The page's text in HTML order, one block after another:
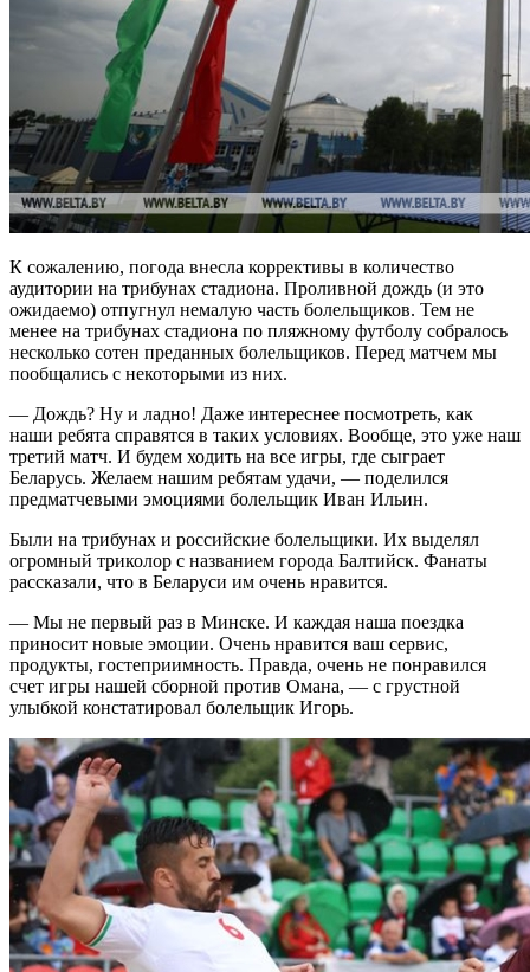
К сожалению, погода внесла коррективы в количество
аудитории на трибунах стадиона. Проливной дождь (и это
ожидаемо) отпугнул немалую часть болельщиков. Тем не
менее на трибунах стадиона по пляжному футболу собралось
несколько сотен преданных болельщиков. Перед матчем мы
пообщались с некоторыми из них.
— Дождь? Ну и ладно! Даже интереснее посмотреть, как
наши ребята справятся в таких условиях. Вообще, это уже наш
третий матч. И будем ходить на все игры, где сыграет
Беларусь. Желаем нашим ребятам удачи, — поделился
предматчевыми эмоциями болельщик Иван Ильин.
Были на трибунах и российские болельщики. Их выделял
огромный триколор с названием города Балтийск. Фанаты
рассказали, что в Беларуси им очень нравится.
— Мы не первый раз в Минске. И каждая наша поездка
приносит новые эмоции. Очень нравится ваш сервис,
продукты, гостеприимность. Правда, очень не понравился
счет игры нашей сборной против Омана, — с грустной
улыбкой констатировал болельщик Игорь.